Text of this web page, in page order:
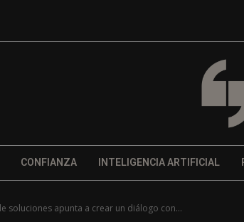
CONFIANZA INTELIGENCIA ARTIFICIAL
soluciones apunta a crear un diálogo con...